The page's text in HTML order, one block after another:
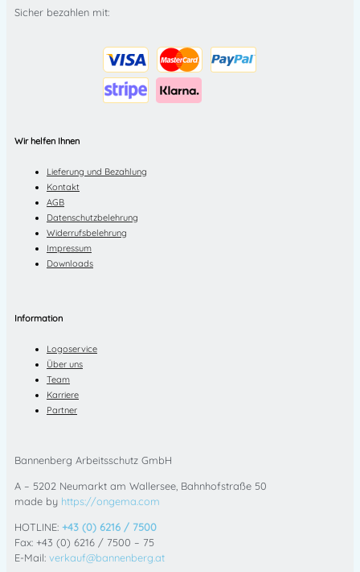
Sicher bezahlen mit:
Wir helfen Ihnen
Lieferung und Bezahlung
Kontakt
AGB
Datenschutzbelehrung
Widerrufsbelehrung
Impressum
Downloads
Information
Logoservice
Über uns
Team
Karriere
Partner
Bannenberg Arbeitsschutz GmbH
A – 5202 Neumarkt am Wallersee, Bahnhofstraße 50
made by https://ongema.com
HOTLINE: +43 (0) 6216 / 7500
Fax: +43 (0) 6216 / 7500 – 75
E-Mail: verkauf@bannenberg.at